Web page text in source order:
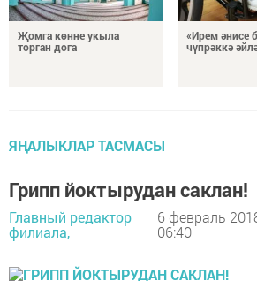
Җомга көнне укыла
торган дога
«Ирем әнисе
чүпрәккә
ЯҢАЛЫКЛАР ТАСМАСЫ
Грипп йоктырудан саклан!
Главный редактор
филиала,
6 февраль
06:40